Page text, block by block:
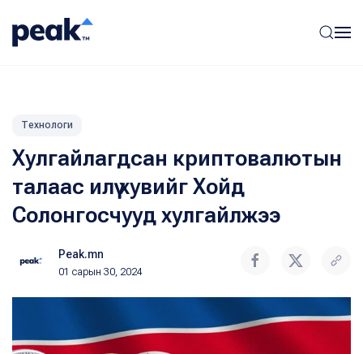
Технологи
Хулгайлагдсан криптовалютын
талаас илүү хувийг Хойд
Солонгосчууд хулгайлжээ
Peak.mn
01 сарын 30, 2024